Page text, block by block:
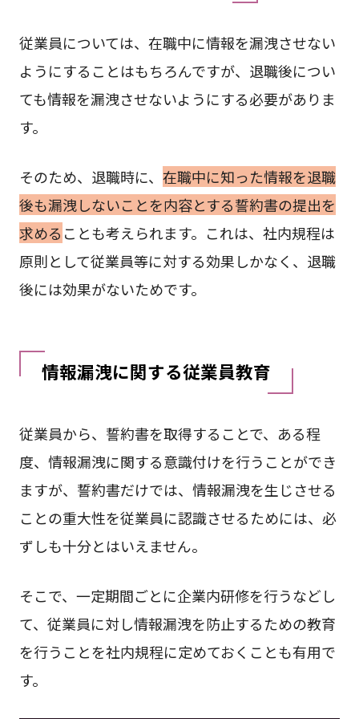
従業員については、在職中に情報を漏洩させない
ようにすることはもちろんですが、退職後につい
ても情報を漏洩させないようにする必要がありま
す。
そのため、退職時に、 在職中に知った情報を退職
後も漏洩しないことを内容とする誓約書の提出を
求める ことも考えられます。これは、社内規程は
原則として従業員等に対する効果しかなく、退職
後には効果がないためです。
情報漏洩に関する従業員教育
従業員から、誓約書を取得することで、ある程
度、情報漏洩に関する意識付けを行うことができ
ますが、誓約書だけでは、情報漏洩を生じさせる
ことの重大性を従業員に認識させるためには、必
ずしも十分とはいえません。
そこで、一定期間ごとに企業内研修を行うなどし
て、従業員に対し情報漏洩を防止するための教育
を行うことを社内規程に定めておくことも有用で
す。